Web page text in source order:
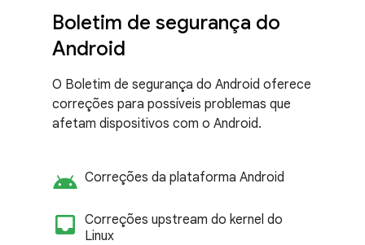
Boletim de segurança do
Android
O Boletim de segurança do Android oferece
correções para possíveis problemas que
afetam dispositivos com o Android.
android Correções da plataforma Android
inbox_customize
Correções upstream do kernel do
Linux